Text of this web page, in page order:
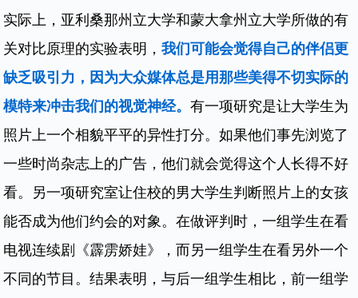
实际上，亚利桑那州立大学和蒙大拿州立大学所做的有
关对比原理的实验表明，我们可能会觉得自己的伴侣更
缺乏吸引力，因为大众媒体总是用那些美得不切实际的
模特来冲击我们的视觉神经。有一项研究是让大学生为
照片上一个相貌平平的异性打分。如果他们事先浏览了
一些时尚杂志上的广告，他们就会觉得这个人长得不好
看。另一项研究室让住校的男大学生判断照片上的女孩
能否成为他们约会的对象。在做评判时，一组学生在看
电视连续剧《霹雳娇娃》，而另一组学生在看另外一个
不同的节目。结果表明，与后一组学生相比，前一组学